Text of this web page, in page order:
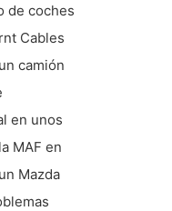
de coches
Cables
camión
en unos
MAF en
Mazda